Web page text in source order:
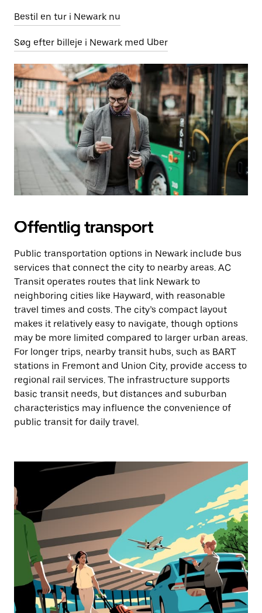
Bestil en tur i Newark nu
Søg efter billeje i Newark med Uber
Offentlig transport
Public transportation options in Newark include bus
services that connect the city to nearby areas. AC
Transit operates routes that link Newark to
neighboring cities like Hayward, with reasonable
travel times and costs. The city’s compact layout
makes it relatively easy to navigate, though options
may be more limited compared to larger urban areas.
For longer trips, nearby transit hubs, such as BART
stations in Fremont and Union City, provide access to
regional rail services. The infrastructure supports
basic transit needs, but distances and suburban
characteristics may influence the convenience of
public transit for daily travel.